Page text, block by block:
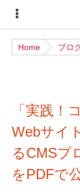
サ
イ
ド
ュ
ー
Home ブロ
「実践！
Webサイ
るCMSプ
をPDFで